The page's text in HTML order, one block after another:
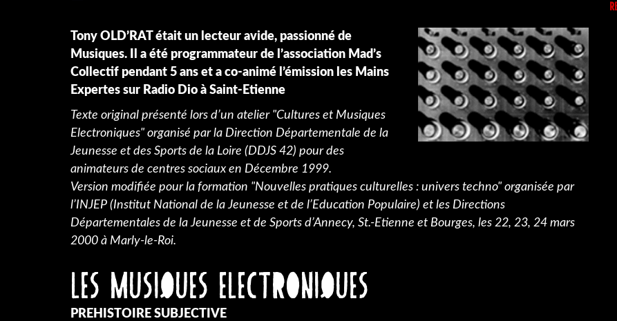
Tony OLD’RAT était un lecteur avide, passionné de
Musiques. Il a été programmateur de l’association Mad’s
Collectif pendant 5 ans et a co-animé l’émission les Mains
Expertes sur Radio Dio à Saint-Etienne
Texte original présenté lors d’un atelier "Cultures et Musiques
Electroniques" organisé par la Direction Départementale de la
Jeunesse et des Sports de la Loire (DDJS 42) pour des
animateurs de centres sociaux en Décembre 1999.
Version modifiée pour la formation "Nouvelles pratiques culturelles : univers techno" organisée par
l’INJEP (Institut National de la Jeunesse et de l’Education Populaire) et les Directions
Départementales de la Jeunesse et de Sports d’Annecy, St.-Etienne et Bourges, les 22, 23, 24 mars
2000 à Marly-le-Roi.
LES MUSIQUES ELECTRONIQUES
PREHISTOIRE SUBJECTIVE